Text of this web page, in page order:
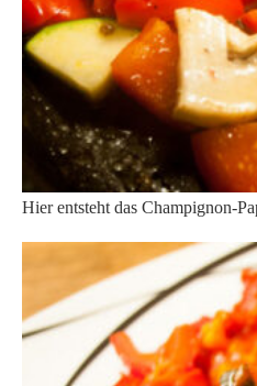
Hier entsteht das Champignon-